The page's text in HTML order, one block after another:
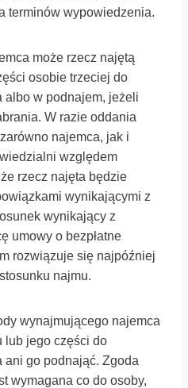
terminów wypowiedzenia.
może rzecz najętą
osobie trzeciej do
albo w podnajem, jeżeli
W razie oddania
najemca, jak i
względem
rzecz najęta będzie
wynikającymi z
wynikający z
umowy o bezpłatne
rozwiązuje się najpóźniej
najmu.
wynajmującego najemca
lub jego części do
ani go podnająć. Zgoda
wymagana co do osoby,